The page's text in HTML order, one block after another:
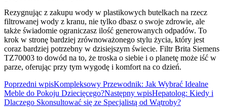
Rezygnując z zakupu wody w plastikowych butelkach na rzecz
filtrowanej wody z kranu, nie tylko dbasz o swoje zdrowie, ale
także świadomie ograniczasz ilość generowanych odpadów. To
krok w stronę bardziej zrównoważonego stylu życia, który jest
coraz bardziej potrzebny w dzisiejszym świecie. Filtr Brita Siemens
TZ70003 to dowód na to, że troska o siebie i o planetę może iść w
parze, oferując przy tym wygodę i komfort na co dzień.
Nawigacja
wpisu
Poprzedni wpisKompleksowy Przewodnik: Jak Wybrać Idealne
Meble do Pokoju Dziecięcego?Następny wpisHepatolog: Kiedy i
Dlaczego Skonsultować się ze Specjalistą od Wątroby?